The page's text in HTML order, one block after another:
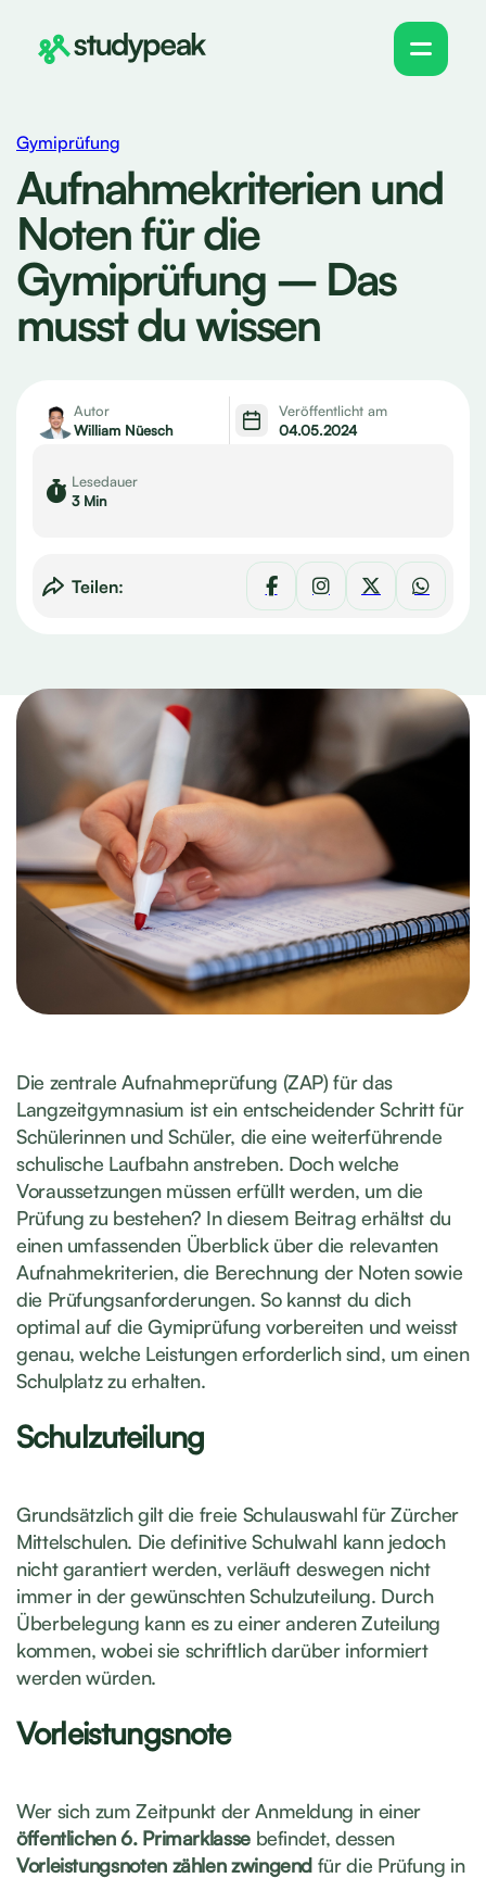
Gymiprüfung
Aufnahmekriterien und
Noten für die
Gymiprüfung – Das
musst du wissen
Autor
William Nüesch
Veröffentlicht am
04.05.2024
Lesedauer
3 Min
Teilen:
Die zentrale Aufnahmeprüfung (ZAP) für das
Langzeitgymnasium ist ein entscheidender Schritt für
Schülerinnen und Schüler, die eine weiterführende
schulische Laufbahn anstreben. Doch welche
Voraussetzungen müssen erfüllt werden, um die
Prüfung zu bestehen? In diesem Beitrag erhältst du
einen umfassenden Überblick über die relevanten
Aufnahmekriterien, die Berechnung der Noten sowie
die Prüfungsanforderungen. So kannst du dich
optimal auf die Gymiprüfung vorbereiten und weisst
genau, welche Leistungen erforderlich sind, um einen
Schulplatz zu erhalten.
Schulzuteilung
Grundsätzlich gilt die freie Schulauswahl für Zürcher
Mittelschulen. Die definitive Schulwahl kann jedoch
nicht garantiert werden, verläuft deswegen nicht
immer in der gewünschten Schulzuteilung. Durch
Überbelegung kann es zu einer anderen Zuteilung
kommen, wobei sie schriftlich darüber informiert
werden würden.
Vorleistungsnote
Wer sich zum Zeitpunkt der Anmeldung in einer
öffentlichen 6. Primarklassebefindet, dessen
Vorleistungsnoten zählen zwingend für die Prüfung in